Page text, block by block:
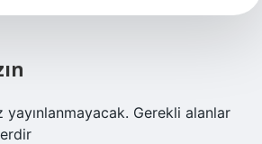
Gerekli alanlar